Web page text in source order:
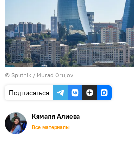
© Sputnik / Murad Orujov
Подписаться
Кямаля Алиева
Все материалы